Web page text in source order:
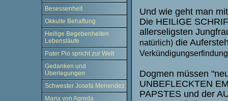
Besessenheit
Okkulte Behaftung
Heilige Begebenheiten
Lebensläufe
Pater Pio spricht zur Welt
Gedanken und
Überlegungen
Schwester Josefa Menendez
Maria von Agreda
Und wie geht man
Die HEILIGE
allerseligsten
natürlich) die
Dogmen müssen
UNBEFLECKTEN
PAPSTES und der